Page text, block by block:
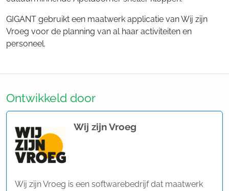
GIGANT gebruikt een maatwerk applicatie van Wij zijn
Vroeg voor de planning van al haar activiteiten en
personeel.
Ontwikkeld door
Wij zijn Vroeg
Wij zijn Vroeg is een softwarebedrijf dat maatwerk